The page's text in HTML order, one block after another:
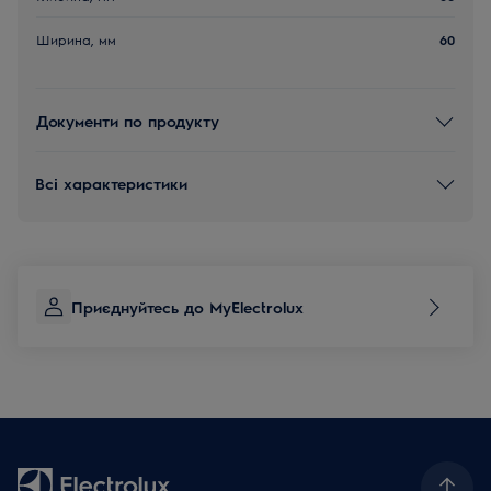
Ширина, мм 60
Документи по продукту
Всі характеристики
Приєднуйтесь до MyElectrolux